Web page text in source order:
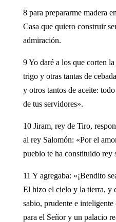
8 para prepararme madera
Casa que quiero construir
admiración.
9 Yo daré a los que corten
trigo y otras tantas de
y otros tantos de aceite:
de tus servidores».
10 Jiram, rey de Tiro,
al rey Salomón: «Por el
pueblo te ha constituido rey
11 Y agregaba: «¡Bendito
El hizo el cielo y la tierra, y
sabio, prudente e inteligente
para el Señor y un palacio